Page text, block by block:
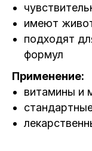
имеют
подходят
формул
Применение:
витамины и